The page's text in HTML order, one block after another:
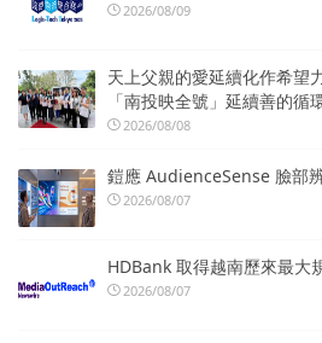
2026/08/09
天上父親的愛延續化作希望
「南投映全號」延續善的循
2026/08/08
鎧應 AudienceSense 臉部
2026/08/07
HDBank 取得越南歷來最大
2026/08/07